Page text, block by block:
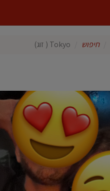
חיפוש Tokyo ( זוג)